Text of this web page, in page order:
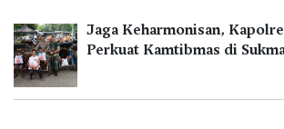
Jaga Keharmonisan,
Perkuat Kamtibmas di